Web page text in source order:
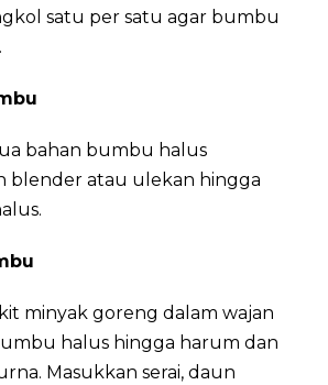
satu per satu agar bumbu
bahan bumbu halus
blender atau ulekan hingga
minyak goreng dalam wajan
halus hingga harum dan
Masukkan serai, daun